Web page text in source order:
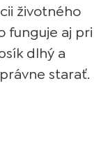
životného
funguje aj pri
dlhý a
starať.